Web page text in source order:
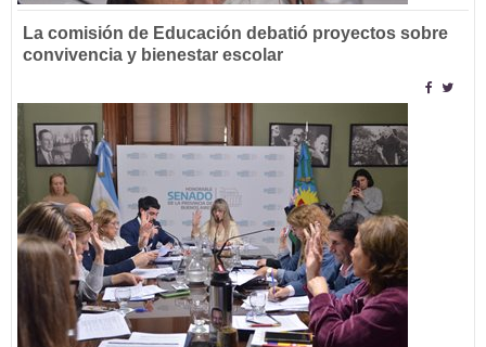
La comisión de Educación debatió proyectos sobre
convivencia y bienestar escolar